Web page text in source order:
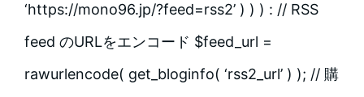
‘https://mono96.jp/?feed=rss2’ ) ) ) : // RSS
feed のURLをエンコード $feed_url =
rawurlencode( get_bloginfo( ‘rss2_url’ ) ); // 購